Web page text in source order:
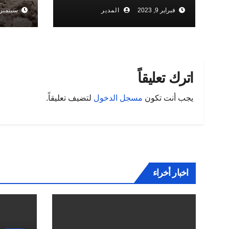
مميت
فبراير 9, 2023 المدير
قوي
سبتمبر 17,
اترك تعليقاً
يجب أنت تكون مسجل الدخول لتضيف تعليقاً.
اخبار أخراء